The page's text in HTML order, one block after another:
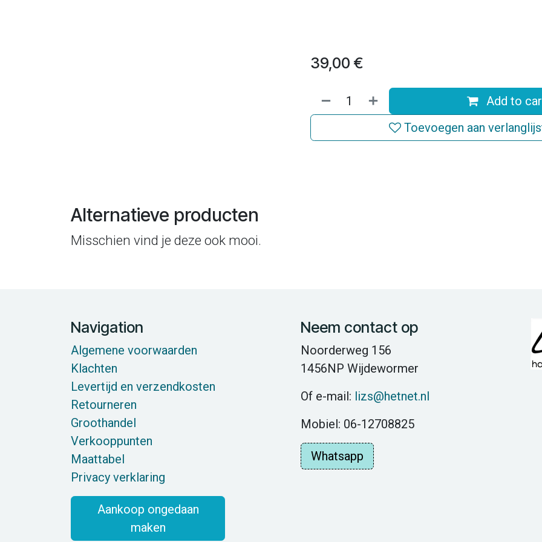
39,00 €
Add to
Toevoegen aan
Alternatieve producten
Misschien vind je deze ook mooi.
Navigation
Algemene voorwaarden
Klachten
Levertijd en verzendkosten
Retourneren
Groothandel
Verkooppunten
Maattabel
Privacy verklaring
Aankoop ongedaan
maken
Neem contact op
Noorderweg 156
1456NP Wijdewormer
Of e-mail: lizs@hetnet.nl
Mobiel: 06-12708825
Whatsapp